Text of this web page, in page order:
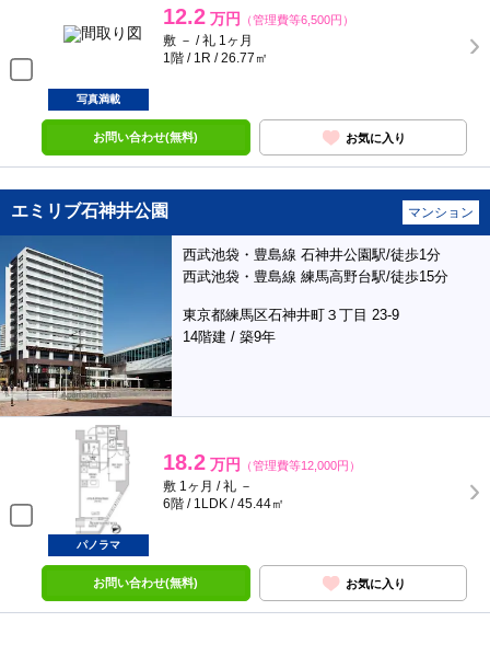
12.2 万円 （管理費等6,500円）
敷 － / 礼 1ヶ月
1階 / 1R / 26.77㎡
写真満載
お問い合わせ(無料) お気に入り
エミリブ石神井公園 マンション
西武池袋・豊島線 石神井公園駅/徒歩1分
西武池袋・豊島線 練馬高野台駅/徒歩15分
東京都練馬区石神井町３丁目 23-9
14階建 / 築9年
18.2 万円 （管理費等12,000円）
敷 1ヶ月 / 礼 －
6階 / 1LDK / 45.44㎡
パノラマ
お問い合わせ(無料) お気に入り